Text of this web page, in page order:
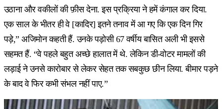
उठाना और वकीलों की फ़ीस देना. इस प्रक्रिया ने हमें कंगाल कर दिया.
एक साल के भीतर ही वे [कादिर] इतने तनाव में आ गए कि एक दिन गिर
पड़े,” अजिमोन कहती हैं. उनके पड़ोसी 67 वर्षीय बासित अली भी इससे
सहमत हैं. “वे पहले बहुत अच्छे हालात में थे. लेकिन डी-वोटर मामलों की
लड़ाई ने उनसे कारोबार से लेकर सेहत तक सबकुछ छीन लिया. बीमार पड़ने
के बाद वे फिर कभी संभल नहीं पाए.”